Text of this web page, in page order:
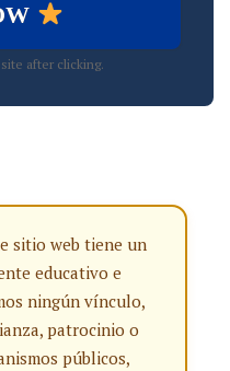
after clicking.
sitio web tiene un
educativo e
ningún vínculo,
patrocinio o
públicos,